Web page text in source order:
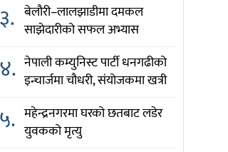
३. बेलौरी–लालझाडीमा दमकल
साझेदारीको सफल अभ्यास
४. नेपाली कम्युनिस्ट पार्टी धनगढीको
इन्चार्जमा चौधरी, संयोजकमा खत्री
५. महेन्द्रनगरमा घरको छतबाट लडेर
युवकको मृत्यु